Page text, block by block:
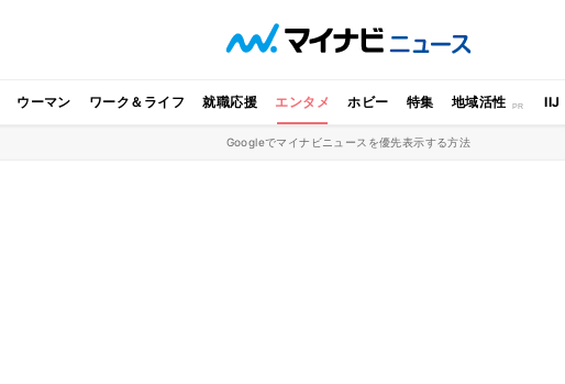
ウーマン ワーク＆ライフ 就職応援 エンタメ ホビー 特集 地域活性 IIJ
Googleでマイナビニュースを優先表示する方法